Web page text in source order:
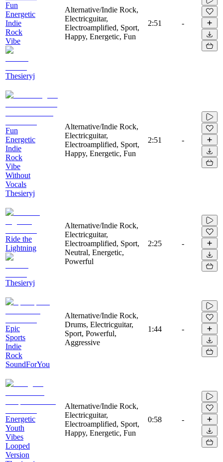
Fun
Energetic
Indie
Rock
Vibe
Thesieryj
Alternative/Indie Rock,
Electricguitar,
Electroamplified, Sport,
Happy, Energetic, Fun
2:51 -
Fun
Energetic
Indie
Rock
Vibe
Without
Vocals
Thesieryj
Alternative/Indie Rock,
Electricguitar,
Electroamplified, Sport,
Happy, Energetic, Fun
2:51 -
Ride the
Lightning
Thesieryj
Alternative/Indie Rock,
Electricguitar,
Electroamplified, Sport,
Neutral, Energetic,
Powerful
2:25 -
Epic
Sports
Indie
Rock
SoundForYou
Alternative/Indie Rock,
Drums, Electricguitar,
Sport, Powerful,
Aggressive
1:44 -
Energetic
Youth
Vibes
Looped
Version
Alternative/Indie Rock,
Electricguitar,
Electroamplified, Sport,
Happy, Energetic, Fun
0:58 -